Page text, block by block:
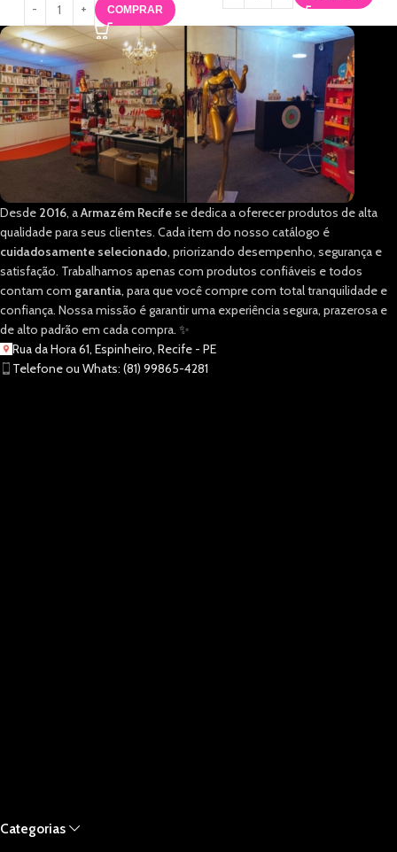
COMPRAR
Desde 2016, aArmazém Recifese dedica a oferecer produtos de alta
qualidade para seus clientes. Cada item do nosso catálogo é
cuidadosamente selecionado, priorizando desempenho, segurança e
satisfação. Trabalhamos apenas com produtos confiáveis e todos
contam com garantia, para que você compre com total tranquilidade e
confiança. Nossa missão é garantir uma experiência segura, prazerosa e
de alto padrão em cada compra. ✨
Rua da Hora 61, Espinheiro, Recife - PE
Telefone ou Whats: (81) 99865-4281
Categorias